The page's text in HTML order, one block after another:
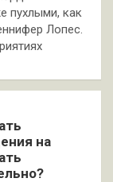
пухлыми, как
Лопес.
на